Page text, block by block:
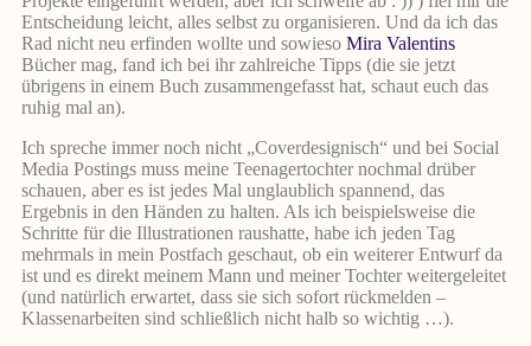
Entscheidung leicht, alles selbst zu organisieren. Und da ich das
Rad nicht neu erfinden wollte und sowieso Mira Valentins
Bücher mag, fand ich bei ihr zahlreiche Tipps (die sie jetzt
übrigens in einem Buch zusammengefasst hat, schaut euch das
ruhig mal an).
Ich spreche immer noch nicht „Coverdesignisch“ und bei Social
Media Postings muss meine Teenagertochter nochmal drüber
schauen, aber es ist jedes Mal unglaublich spannend, das
Ergebnis in den Händen zu halten. Als ich beispielsweise die
Schritte für die Illustrationen raushatte, habe ich jeden Tag
mehrmals in mein Postfach geschaut, ob ein weiterer Entwurf da
ist und es direkt meinem Mann und meiner Tochter weitergeleitet
(und natürlich erwartet, dass sie sich sofort rückmelden –
Klassenarbeiten sind schließlich nicht halb so wichtig …).